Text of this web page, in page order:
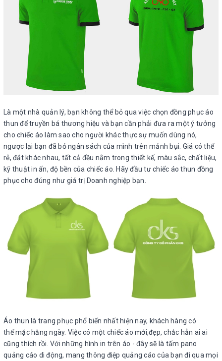
Là một nhà quản lý, bạn không thể bỏ qua việc chọn đồng phục áo
thun để truyền bá thương hiệu và bạn cần phải đưa ra một ý tưởng
cho chiếc áo làm sao cho người khác thực sự muốn dùng nó,
ngược lại bạn đã bỏ ngân sách của mình trên mảnh bụi. Giá có thể
rẻ, đắt khác nhau, tất cả đều nằm trong thiết kế, màu sắc, chất liệu,
kỹ thuật in ấn, độ bền của chiếc áo. Hãy đầu tư chiếc áo thun đồng
phục cho đúng như giá trị Doanh nghiệp bạn.
Áo thun là trang phục phổ biến nhất hiện nay, khách hàng có
thể mặc hằng ngày. Việc có một chiếc áo mới,đẹp, chắc hẳn ai ai
cũng thích rồi. Với những hình in trên áo - đây sẽ là tấm pano
quảng cáo di động, mang thông điệp quảng cáo của bạn đi qua mọi